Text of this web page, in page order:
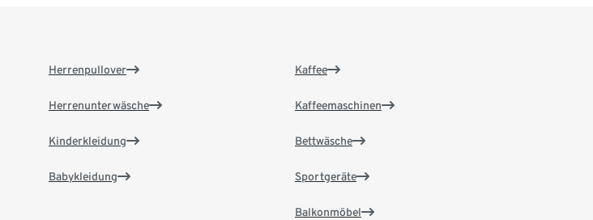
Herrenpullover
Herrenunterwäsche
Kinderkleidung
Babykleidung
Kaffee
Kaffeemaschinen
Bettwäsche
Sportgeräte
Balkonmöbel